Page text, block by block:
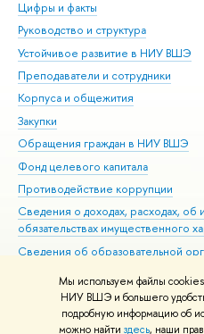
Мы используем файлы
НИУ ВШЭ и большего
подробную информацию об
можно найти здесь, наши
Цифры и факты
Руководство и структура
Устойчивое развитие в НИУ ВШЭ
Преподаватели и сотрудники
Корпуса и общежития
Закупки
Обращения граждан в НИУ ВШЭ
Фонд целевого капитала
Противодействие коррупции
Сведения о доходах, расходах, об
обязательствах имущественного
Сведения об образовательной
Людям с ограниченными
Единая платежная страница
Работа в Вышке